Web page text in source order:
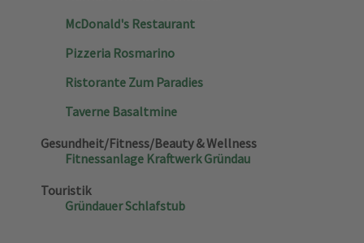
McDonald's Restaurant
Pizzeria Rosmarino
Ristorante Zum Paradies
Taverne Basaltmine
Gesundheit/Fitness/Beauty & Wellness
Fitnessanlage Kraftwerk Gründau
Touristik
Gründauer Schlafstub